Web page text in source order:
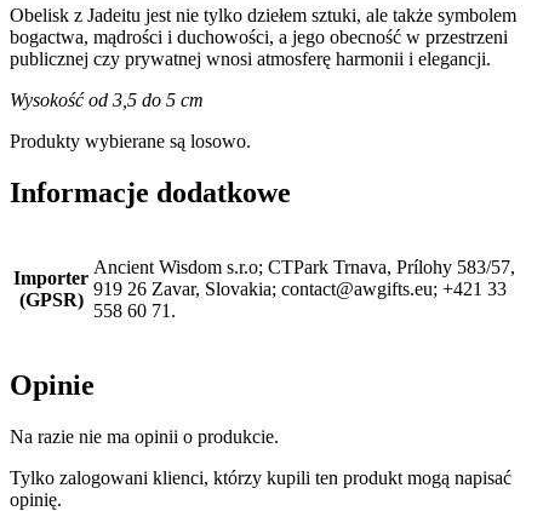
Obelisk z Jadeitu jest nie tylko dziełem sztuki, ale także symbolem
bogactwa, mądrości i duchowości, a jego obecność w przestrzeni
publicznej czy prywatnej wnosi atmosferę harmonii i elegancji.
Wysokość od 3,5 do 5 cm
Produkty wybierane są losowo.
Informacje dodatkowe
Importer
(GPSR)
Ancient Wisdom s.r.o; CTPark Trnava, Prílohy 583/57,
919 26 Zavar, Slovakia; contact@awgifts.eu; +421 33
558 60 71.
Opinie
Na razie nie ma opinii o produkcie.
Tylko zalogowani klienci, którzy kupili ten produkt mogą napisać
opinię.